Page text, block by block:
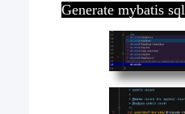
Generate mybatis sql